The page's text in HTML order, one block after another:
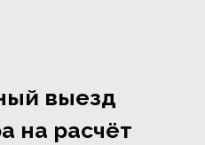
выезд
на расчёт